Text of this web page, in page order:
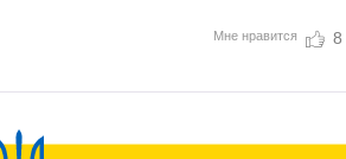
Мне нравится 8